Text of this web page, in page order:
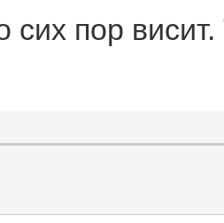
сих пор